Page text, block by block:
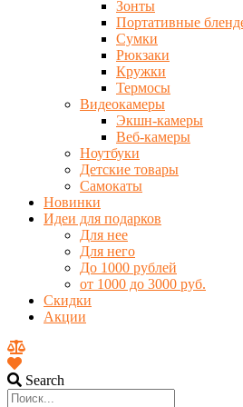
Зонты
Портативные
Сумки
Рюкзаки
Кружки
Термосы
Видеокамеры
Экшн-камеры
Веб-камеры
Ноутбуки
Детские товары
Самокаты
Новинки
Идеи для подарков
Для нее
Для него
До 1000 рублей
от 1000 до 3000 руб.
Скидки
Акции
Search